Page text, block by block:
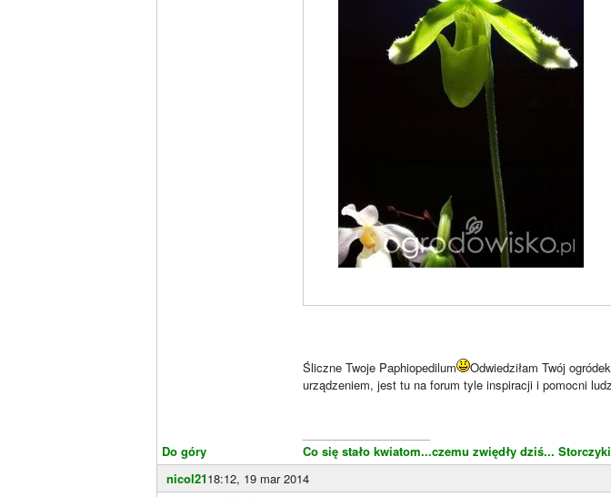
Do góry
Śliczne Twoje Paphiopedilum
Odwiedziłam Twój
urządzeniem, jest tu na forum tyle inspiracji i pomocni
Co się stało kwiatom...czemu zwiędły dziś... Storczyki
nicol2118:12, 19 mar 2014